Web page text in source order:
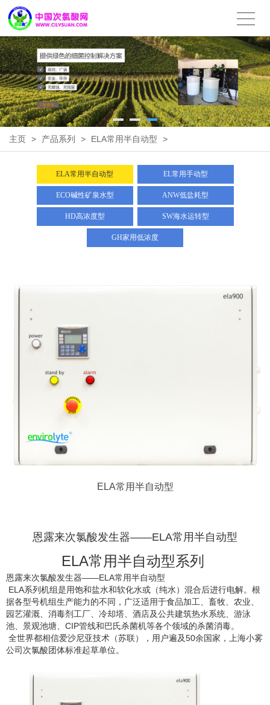
主页 > 产品系列 > ELA常用半自动型 >
ELA常用半自动型 EL常用手动型
ECO碱性矿泉水型 ANW低盐耗型
HD高浓度型 SW海水运转型
GH家用低浓度
ELA常用半自动型
恩露来次氯酸发生器——ELA常用半自动型
ELA常用半自动型系列
恩露来次氯酸发生器——ELA常用半自动型
ELA系列机组是用饱和盐水和软化水或（纯水）混合后进行电解。根
据各型号机组生产能力的不同，广泛适用于食品加工、畜牧、农业、
园艺灌溉、消毒剂工厂、冷却塔、酒店及公共建筑热水系统、游泳
池、景观池塘、CIP管线和巴氏杀菌机等各个领域的杀菌消毒。
全世界都相信爱沙尼亚技术（苏联），用户遍及50余国家，上海小雾
公司次氯酸团体标准起草单位。